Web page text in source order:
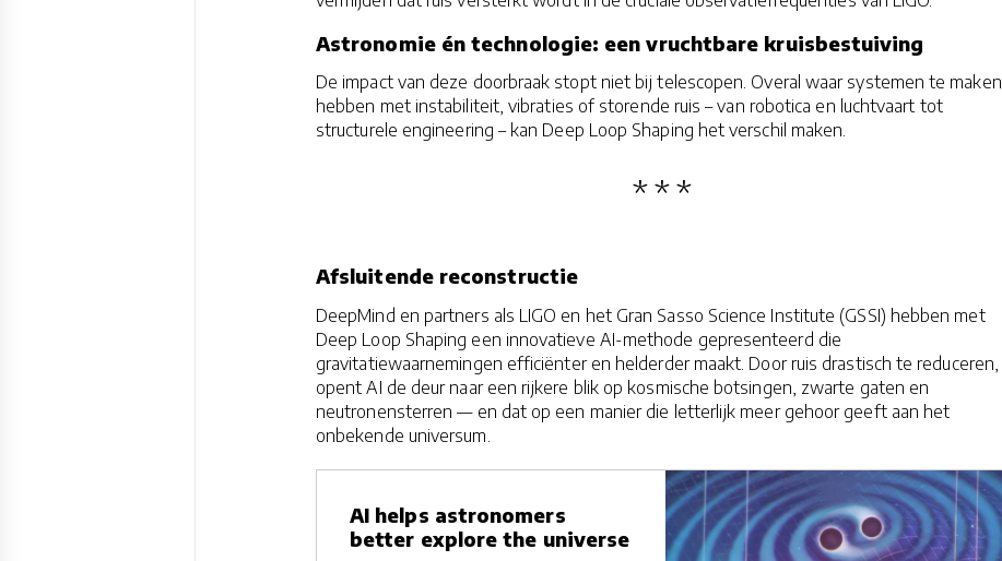
Astronomie én technologie: een vruchtbare kruisbestuiving
De impact van deze doorbraak stopt niet bij telescopen. Overal waar systemen te maken
hebben met instabiliteit, vibraties of storende ruis – van robotica en luchtvaart tot
structurele engineering – kan Deep Loop Shaping het verschil maken.
Afsluitende reconstructie
DeepMind en partners als LIGO en het Gran Sasso Science Institute (GSSI) hebben met
Deep Loop Shaping een innovatieve AI-methode gepresenteerd die
gravitatiewaarnemingen efficiënter en helderder maakt. Door ruis drastisch te reduceren,
opent AI de deur naar een rijkere blik op kosmische botsingen, zwarte gaten en
neutronensterren — en dat op een manier die letterlijk meer gehoor geeft aan het
onbekende universum.
AI helps astronomers
better explore the universe